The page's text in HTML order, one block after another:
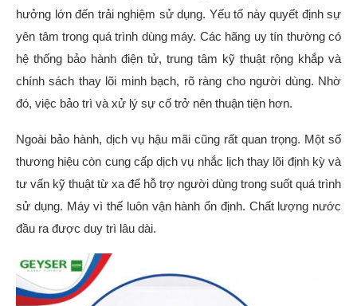
hưởng lớn đến trải nghiệm sử dụng. Yếu tố này quyết định sự
yên tâm trong quá trình dùng máy. Các hãng uy tín thường có
hệ thống bảo hành điện tử, trung tâm kỹ thuật rộng khắp và
chính sách thay lõi minh bạch, rõ ràng cho người dùng. Nhờ
đó, việc bảo trì và xử lý sự cố trở nên thuận tiện hơn.
Ngoài bảo hành, dịch vụ hậu mãi cũng rất quan trọng. Một số
thương hiệu còn cung cấp dịch vụ nhắc lịch thay lõi định kỳ và
tư vấn kỹ thuật từ xa để hỗ trợ người dùng trong suốt quá trình
sử dụng. Máy vì thế luôn vận hành ổn định. Chất lượng nước
đầu ra được duy trì lâu dài.